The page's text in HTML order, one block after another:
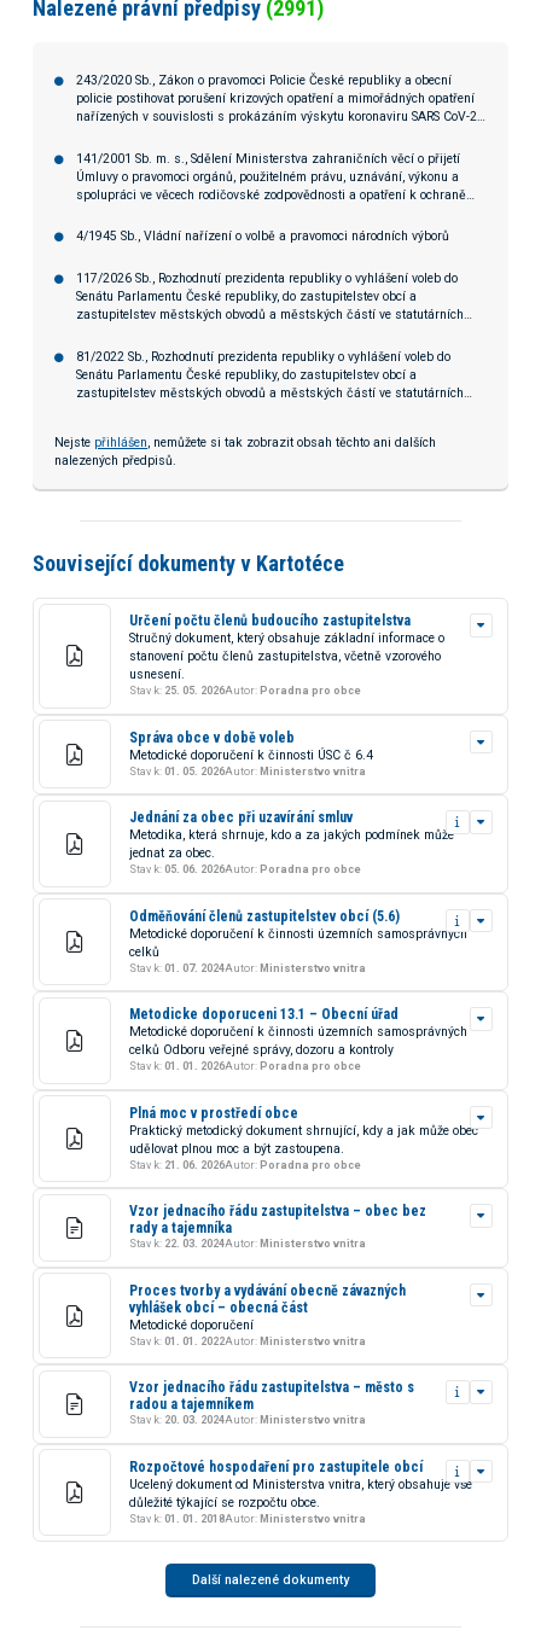
Nalezené právní předpisy (2991)
243/2020 Sb., Zákon o pravomoci Policie České republiky a obecní
policie postihovat porušení krizových opatření a mimořádných opatření
nařízených v souvislosti s prokázáním výskytu koronaviru SARS CoV-2
141/2001 Sb. m. s., Sdělení Ministerstva zahraničních věcí o přijetí
Úmluvy o pravomoci orgánů, použitelném právu, uznávání, výkonu a
spolupráci ve věcech rodičovské zodpovědnosti a opatření k ochraně
4/1945 Sb., Vládní nařízení o volbě a pravomoci národních výborů
117/2026 Sb., Rozhodnutí prezidenta republiky o vyhlášení voleb do
Senátu Parlamentu České republiky, do zastupitelstev obcí a
zastupitelstev městských obvodů a městských částí ve statutárních
městských částí
81/2022 Sb., Rozhodnutí prezidenta republiky o vyhlášení voleb do
Senátu Parlamentu České republiky, do zastupitelstev obcí a
zastupitelstev městských obvodů a městských částí ve statutárních
Nejste přihlášen, nemůžete si tak zobrazit obsah těchto ani dalších
nalezených předpisů.
Související dokumenty v Kartotéce
Určení počtu členů budoucího zastupitelstva
Stručný dokument, který obsahuje základní informace o
stanovení počtu členů zastupitelstva, včetně vzorového
usnesení.
Stav k: 25. 05. 2026Autor: Poradna pro obce
Správa obce v době voleb
Metodické doporučení k činnosti ÚSC č 6.4
Stav k: 01. 05. 2026Autor: Ministerstvo vnitra
Jednání za obec při uzavírání smluv
Metodika, která shrnuje, kdo a za jakých podmínek může
jednat za obec.
Stav k: 05. 06. 2026Autor: Poradna pro obce
Odměňování členů zastupitelstev obcí (5.6)
Metodické doporučení k činnosti územních samosprávných
celků
Stav k: 01. 07. 2024Autor: Ministerstvo vnitra
Metodicke doporuceni 13.1 – Obecní úřad
Metodické doporučení k činnosti územních samosprávných
celků Odboru veřejné správy, dozoru a kontroly
Stav k: 01. 01. 2026Autor: Poradna pro obce
Plná moc v prostředí obce
Praktický metodický dokument shrnující, kdy a jak může obec
udělovat plnou moc a být zastoupena.
Stav k: 21. 06. 2026Autor: Poradna pro obce
Vzor jednacího řádu zastupitelstva – obec bez
rady a tajemníka
Stav k: 22. 03. 2024Autor: Ministerstvo vnitra
Proces tvorby a vydávání obecně závazných
vyhlášek obcí – obecná část
Metodické doporučení
Stav k: 01. 01. 2022Autor: Ministerstvo vnitra
Vzor jednacího řádu zastupitelstva – město s
radou a tajemníkem
Stav k: 20. 03. 2024Autor: Ministerstvo vnitra
Rozpočtové hospodaření pro zastupitele obcí
Ucelený dokument od Ministerstva vnitra, který obsahuje vše
důležité týkající se rozpočtu obce.
Stav k: 01. 01. 2018Autor: Ministerstvo vnitra
Další nalezené dokumenty